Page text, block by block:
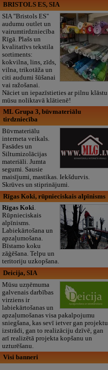
BRISTOLS ES, SIA
SIA "Bristols ES"
audumu outlet un
vairumtirdzniecība
Rīgā. Plašs un
kvalitatīvs tekstila
sortiments:
kokvilna, lins, zīds,
vilna, trikotāža un
citi audumi šūšanai
vai ražošanai.
Nāciet un iepazīstieties ar pilnu klāstu
mūsu noliktavā klātienē!
ML Grupa 3, būvmateriālu
tirdzniecība
Būvmateriālu
interneta veikals.
Fasādes un
Siltumizolācijas
materiāli. Jumta
segumi. Sausie
maisījumi, mastikas. Iekšdurvis.
Skrūves un stiprinājumi.
Rīgas Koki, rūpnieciskais alpīnisms
Rīgas Koki.
Rūpnieciskais
alpīnisms.
Labiekārtošana un
apzaļumošana.
Bīstamo koku
zāģēšana. Telpu un
teritoriju uzkopšana.
Deicija, SIA
Mūsu uzņēmuma
galvenais darbības
virziens ir
labiekārtošanas un
apzaļumošanas visa pakalpojumu
sniegšana, kas sevī ietver gan projektu
izstrādi, gan to realizāciju dzīvē, gan
arī realizētā projekta kopšanu un
uzturēšanu.
Visi banneri